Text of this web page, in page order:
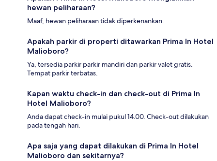
hewan peliharaan?
Maaf, hewan peliharaan tidak diperkenankan.
Apakah parkir di properti ditawarkan Prima In Hotel
Malioboro?
Ya, tersedia parkir parkir mandiri dan parkir valet gratis.
Tempat parkir terbatas.
Kapan waktu check-in dan check-out di Prima In
Hotel Malioboro?
Anda dapat check-in mulai pukul 14.00. Check-out dilakukan
pada tengah hari.
Apa saja yang dapat dilakukan di Prima In Hotel
Malioboro dan sekitarnya?